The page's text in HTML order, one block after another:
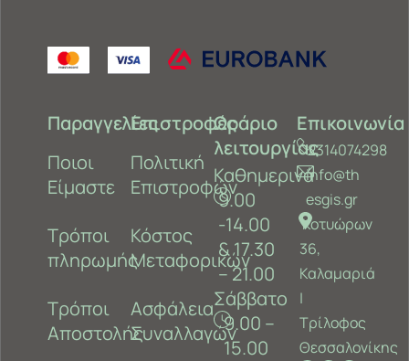
Παραγγελίες
Ποιοι
Είμαστε
Τρόποι
πληρωμής
Τρόποι
Αποστολής
Επιστροφές
Πολιτική
Επιστροφών
Κόστος
Μεταφορικών
Ασφάλεια
Συναλλαγών
Ωράριο
λειτουργίας
Καθημερινά
9.00
-14.00
& 17.30
– 21.00
Σάββατο
9.00 –
15.00
Επικοινωνία
2314074298
info@th
esgis.gr
Κοτυώρων
36,
Καλαμαριά
‎|
Τρίλοφος
Θεσσαλονίκης